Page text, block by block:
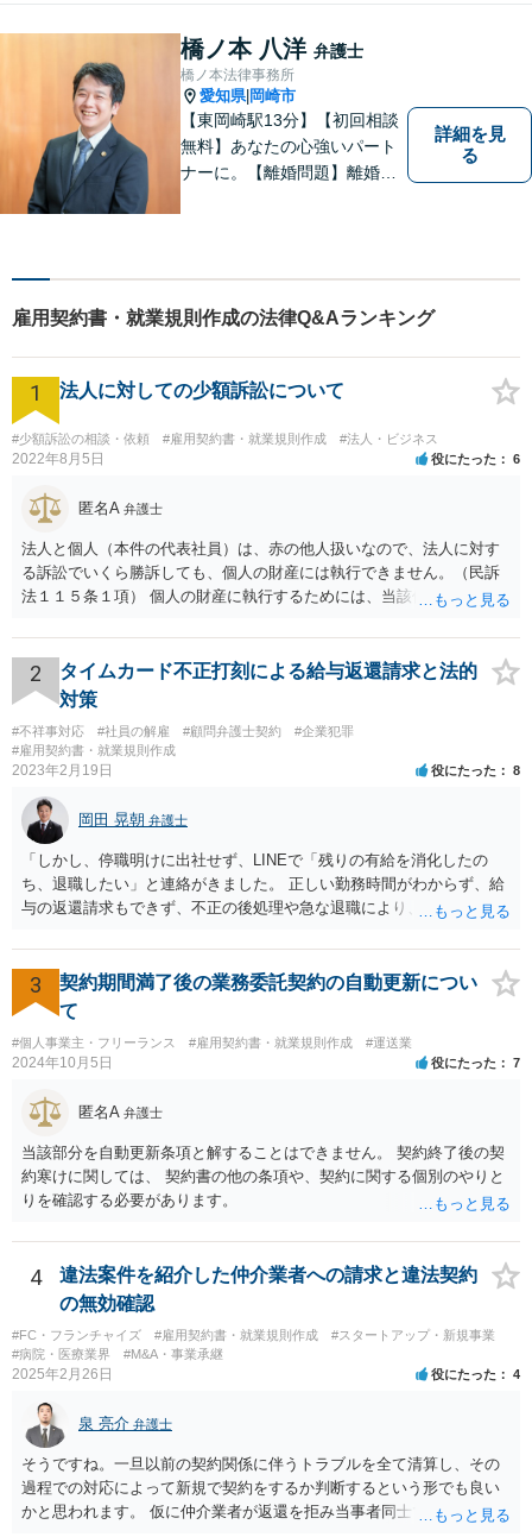
り。】【土日対応（要予
約）】
橋ノ本 八洋 弁護士
橋ノ本法律事務所
愛知県| 岡崎市
【東岡崎駅13分】【初回相談
無料】あなたの心強いパート
ナーに。【離婚問題】離婚協
【交通事故】相談実績多数！
はお任せください
詳細を見
る
雇用契約書・就業規則作成の法律Q&Aランキング
1 法人に対しての少額訴訟について
#少額訴訟の相談・依頼 #雇用契約書・就業規則作成 #法人・ビジネス
2022年8月5日 役にたった 6
匿名A 弁護士
法人と個人（本件の代表社員）は、赤の他人扱いなので、法人に対す
る訴訟でいくら勝訴しても、個人の財産には執行できません。（民訴
法１１５条１項） 個人の財産に執行するためには、当該個人に対して
ります。貴殿が被告になった場合は、「彼氏」の干渉を受けずに応訴
することができます。「彼女」氏は、故意又は重過失を立証する必要
があります。 なお、仮に会社法４２９条の責任が認められ敗訴した場
合は、２５万円ずつではなく５０万円の連帯債務になります（同法４
３０条）。「彼女」氏は、５０万円の範囲内でどちらにいくら請求し
てもよく、支払った人はその半額をもう一人の代表社員に請求（求
2
タイムカード不正打刻による給与返還請求と法的
対策
#不祥事対応 #社員の解雇 #顧問弁護士契約
#企業犯罪
#雇用契約書・就業規則作成
2023年2月19日 役にたった 8
岡田 晃朝 弁護士
「しかし、停職明けに出社せず、LINEで「残りの有給を消化したの
ち、退職したい」と連絡がきました。 正しい勤務時間がわからず、給
与の返還請求もできず、不正の後処理や急な退職により、社や他のス
状況です。」 大変悪質ですね。打刻場所のデータと、これまでのタイ
ムカードの虚偽を確認し、突き付けて責任を問題にすることになるで
しょう。 詐欺もありうるでしょうね。 「正しい時間がわからないとい
うタイムカード不正打刻による返還請求はどのようにおこなえばよい
でしょうか？」 想定できる虚偽を前提に、相手と協議して詰めればよ
いかと思います。 確実な記録があれば、それによるのがよいですが、
すべては不可能でしょうので。 相手の言動には早急には返事をせずに
弁護士と相談しながら、対応策を検討する方がよいでしょう。 また、
返還が難しい場合、損害賠償を請求する事はできますでしょうか？ 法
的には可能ですが、立証の問題があります。 協議でも問題にできそう
ですが、調停なども検討できるでしょう。 また、返還請求も損害賠償
請求もせず、「詐欺」として、警察に被害届を出す事は可能でしょう
か？ 内容的には検討できますが、立証は、民事よりさらにワンランク
上がります。 警察に相談されてもよい事案だとは思います。
3
契約期間満了後の業務委託契約の自動更新につい
て
#個人事業主・フリーランス #雇用契約書・就業規則作成 #運送業
2024年10月5日 役にたった 7
匿名A 弁護士
当該部分を自動更新条項と解することはできません。 契約終了後の契
約寒けに関しては、 契約書の他の条項や、契約に関する個別のやりと
りを確認する必要があります。
4
違法案件を紹介した仲介業者への請求と違法契約
の無効確認
#FC・フランチャイズ #雇用契約書・就業規則作成
#スタートアップ・新規事業
#病院・医療業界
#M&A・事業承継
2025年2月26日 役にたった 4
泉 亮介 弁護士
そうですね。一旦以前の契約関係に伴うトラブルを全て清算し、その
過程での対応によって新規で契約をするか判断するという形でも良い
かと思われます。 仮に仲介業者が返還を拒み当事者同士での解決が困